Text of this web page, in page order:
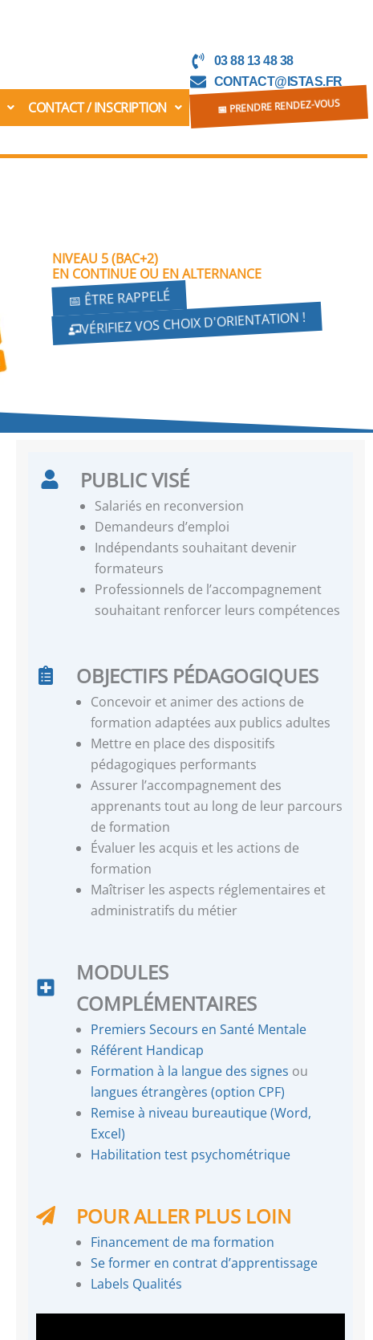
CONTACT / INSCRIPTION
03 88 13 48 38
CONTACT@ISTAS.FR
📅 PRENDRE RENDEZ-VOUS
NIVEAU 5 (BAC+2)
EN CONTINUE OU EN ALTERNANCE
📅 ÊTRE RAPPELÉ
VÉRIFIEZ VOS CHOIX D'ORIENTATION !
PUBLIC VISÉ
Salariés en reconversion
Demandeurs d’emploi
Indépendants souhaitant devenir
formateurs
Professionnels de l’accompagnement
souhaitant renforcer leurs compétences
OBJECTIFS PÉDAGOGIQUES
Concevoir et animer des actions de
formation adaptées aux publics adultes
Mettre en place des dispositifs
pédagogiques performants
Assurer l’accompagnement des
apprenants tout au long de leur parcours
de formation
Évaluer les acquis et les actions de
formation
Maîtriser les aspects réglementaires et
administratifs du métier
MODULES
COMPLÉMENTAIRES
Premiers Secours en Santé Mentale
Référent Handicap
Formation à la langue des signes ou
langues étrangères (option CPF)
Remise à niveau bureautique (Word,
Excel)
Habilitation test psychométrique
POUR ALLER PLUS LOIN
Financement de ma formation
Se former en contrat d’apprentissage
Labels Qualités